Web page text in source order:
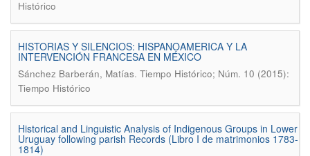
Histórico
HISTORIAS Y SILENCIOS: HISPANOAMERICA Y LA
INTERVENCIÓN FRANCESA EN MÉXICO
Sánchez Barberán, Matías. Tiempo Histórico; Núm. 10 (2015):
Tiempo Histórico
Historical and Linguistic Analysis of Indigenous Groups in Lower
Uruguay following parish Records (Libro I de matrimonios 1783-
1814)